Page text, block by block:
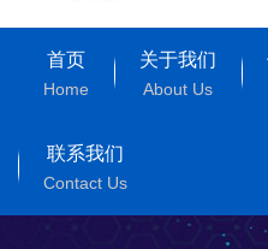
首页
Home
关于我们
About Us
联系我们
Contact Us